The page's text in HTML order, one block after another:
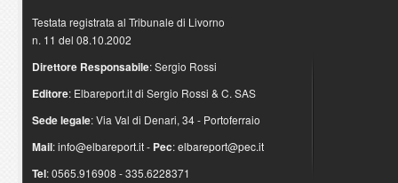
Testata registrata al Tribunale di Livorno
n. 11 del 08.10.2002
Direttore Responsabile: Sergio Rossi
Editore: Elbareport.it di Sergio Rossi & C. SAS
Sede legale: Via Val di Denari, 34 - Portoferraio
Mail:info@elbareport.it- Pec:elbareport@pec.it
Tel: 0565.916908 - 335.6228371